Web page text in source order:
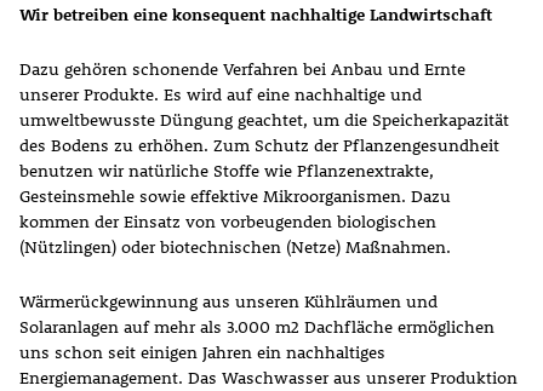
Wir betreiben eine konsequent nachhaltige Landwirtschaft
Dazu gehören schonende Verfahren bei Anbau und Ernte
unserer Produkte. Es wird auf eine nachhaltige und
umweltbewusste Düngung geachtet, um die Speicherkapazität
des Bodens zu erhöhen. Zum Schutz der Pflanzengesundheit
benutzen wir natürliche Stoffe wie Pflanzenextrakte,
Gesteinsmehle sowie effektive Mikroorganismen. Dazu
kommen der Einsatz von vorbeugenden biologischen
(Nützlingen) oder biotechnischen (Netze) Maßnahmen.
Wärmerückgewinnung aus unseren Kühlräumen und
Solaranlagen auf mehr als 3.000 m2 Dachfläche ermöglichen
uns schon seit einigen Jahren ein nachhaltiges
Energiemanagement. Das Waschwasser aus unserer Produktion